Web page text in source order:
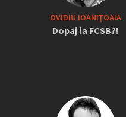
OVIDIU IOANIŢOAIA
Dopaj la FCSB?!